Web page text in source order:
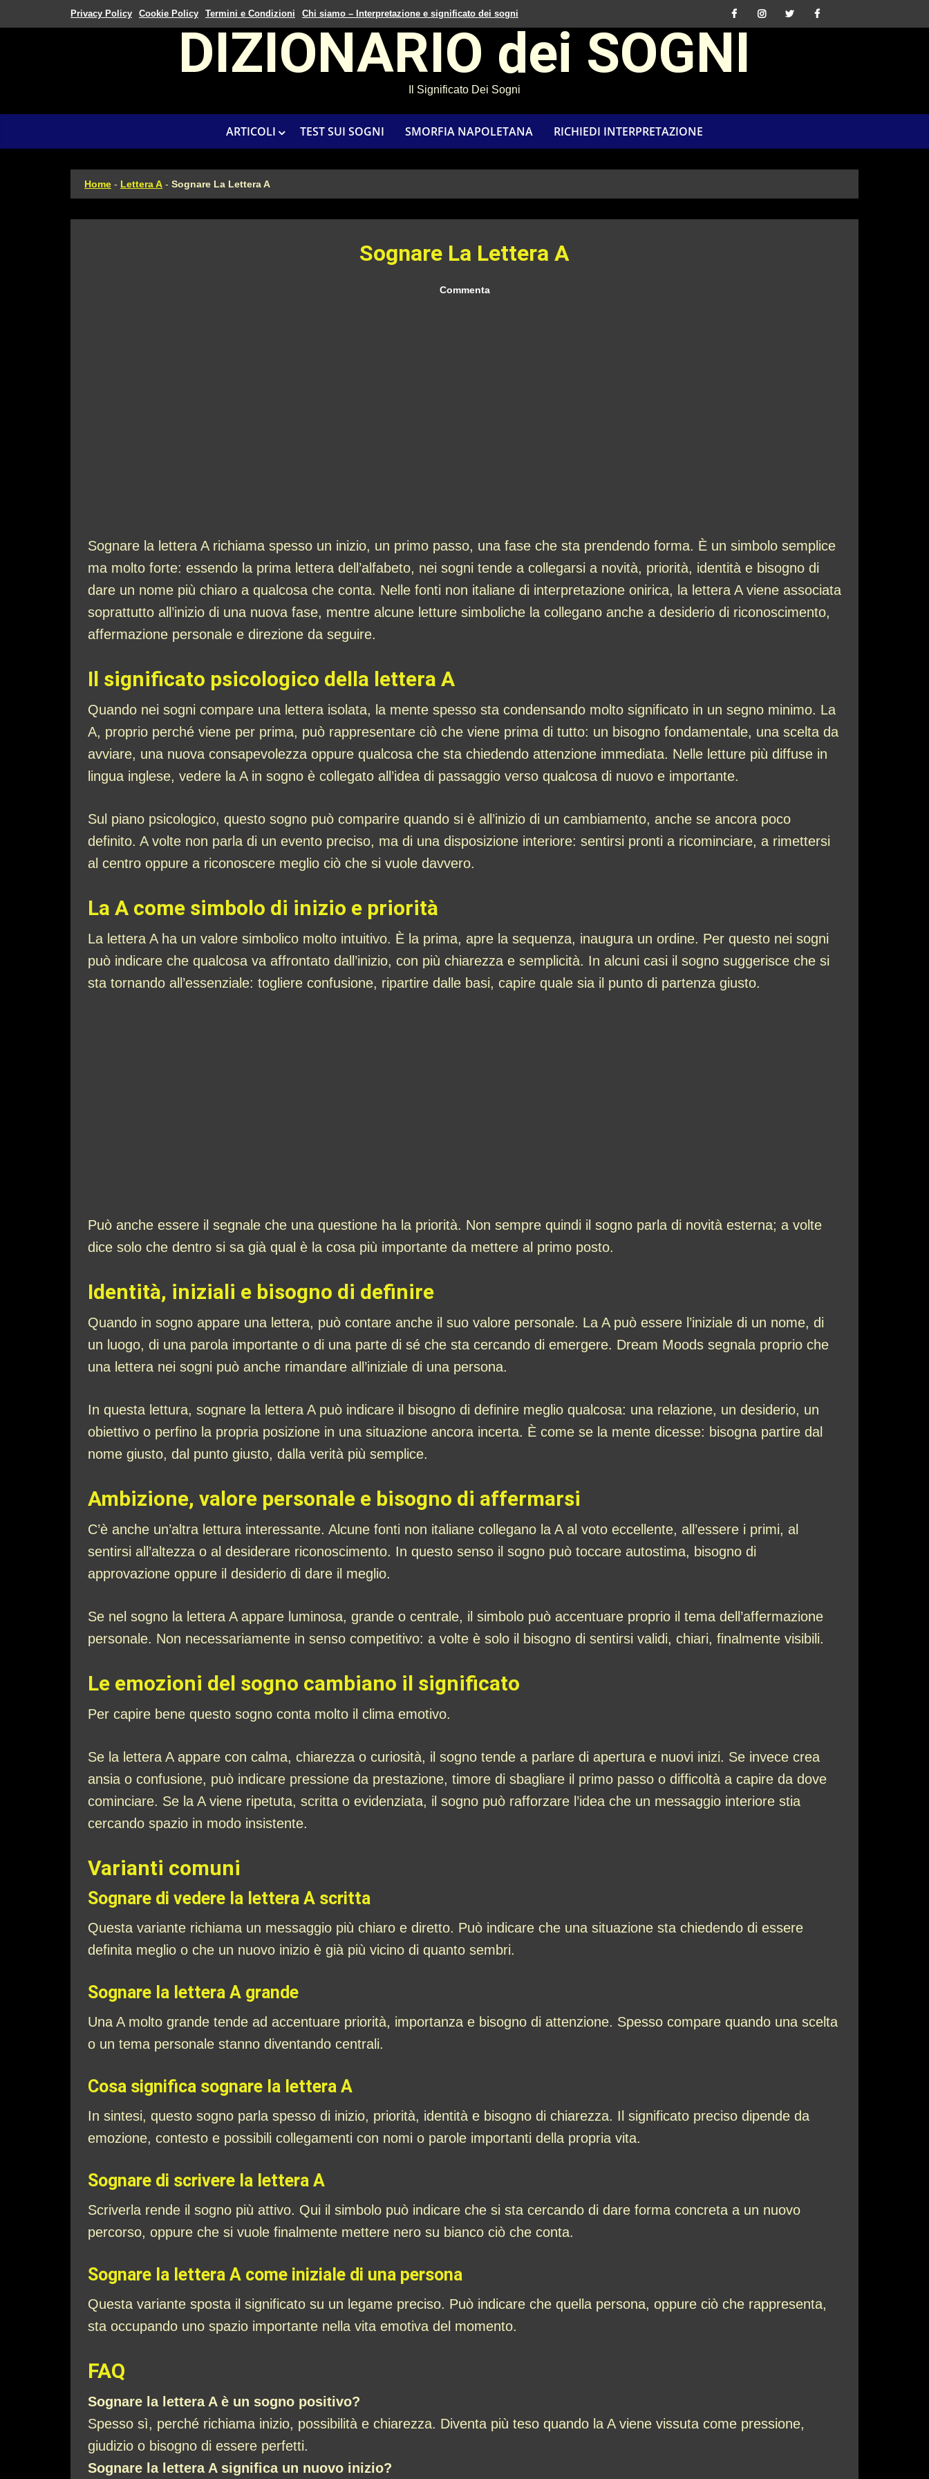
Privacy Policy Cookie Policy Termini e Condizioni Chi siamo – Interpretazione e significato dei sogni
DIZIONARIO dei SOGNI
Il Significato Dei Sogni
ARTICOLI TEST SUI SOGNI SMORFIA NAPOLETANA RICHIEDI INTERPRETAZIONE
Home - Lettera A - Sognare La Lettera A
Sognare La Lettera A
Commenta
Sognare la lettera A richiama spesso un inizio, un primo passo, una fase che sta prendendo forma. È un simbolo semplice
ma molto forte: essendo la prima lettera dell’alfabeto, nei sogni tende a collegarsi a novità, priorità, identità e bisogno di
dare un nome più chiaro a qualcosa che conta. Nelle fonti non italiane di interpretazione onirica, la lettera A viene associata
soprattutto all’inizio di una nuova fase, mentre alcune letture simboliche la collegano anche a desiderio di riconoscimento,
affermazione personale e direzione da seguire.
Il significato psicologico della lettera A
Quando nei sogni compare una lettera isolata, la mente spesso sta condensando molto significato in un segno minimo. La
A, proprio perché viene per prima, può rappresentare ciò che viene prima di tutto: un bisogno fondamentale, una scelta da
avviare, una nuova consapevolezza oppure qualcosa che sta chiedendo attenzione immediata. Nelle letture più diffuse in
lingua inglese, vedere la A in sogno è collegato all’idea di passaggio verso qualcosa di nuovo e importante.
Sul piano psicologico, questo sogno può comparire quando si è all’inizio di un cambiamento, anche se ancora poco
definito. A volte non parla di un evento preciso, ma di una disposizione interiore: sentirsi pronti a ricominciare, a rimettersi
al centro oppure a riconoscere meglio ciò che si vuole davvero.
La A come simbolo di inizio e priorità
La lettera A ha un valore simbolico molto intuitivo. È la prima, apre la sequenza, inaugura un ordine. Per questo nei sogni
può indicare che qualcosa va affrontato dall’inizio, con più chiarezza e semplicità. In alcuni casi il sogno suggerisce che si
sta tornando all’essenziale: togliere confusione, ripartire dalle basi, capire quale sia il punto di partenza giusto.
Può anche essere il segnale che una questione ha la priorità. Non sempre quindi il sogno parla di novità esterna; a volte
dice solo che dentro si sa già qual è la cosa più importante da mettere al primo posto.
Identità, iniziali e bisogno di definire
Quando in sogno appare una lettera, può contare anche il suo valore personale. La A può essere l’iniziale di un nome, di
un luogo, di una parola importante o di una parte di sé che sta cercando di emergere. Dream Moods segnala proprio che
una lettera nei sogni può anche rimandare all’iniziale di una persona.
In questa lettura, sognare la lettera A può indicare il bisogno di definire meglio qualcosa: una relazione, un desiderio, un
obiettivo o perfino la propria posizione in una situazione ancora incerta. È come se la mente dicesse: bisogna partire dal
nome giusto, dal punto giusto, dalla verità più semplice.
Ambizione, valore personale e bisogno di affermarsi
C’è anche un’altra lettura interessante. Alcune fonti non italiane collegano la A al voto eccellente, all’essere i primi, al
sentirsi all’altezza o al desiderare riconoscimento. In questo senso il sogno può toccare autostima, bisogno di
approvazione oppure il desiderio di dare il meglio.
Se nel sogno la lettera A appare luminosa, grande o centrale, il simbolo può accentuare proprio il tema dell’affermazione
personale. Non necessariamente in senso competitivo: a volte è solo il bisogno di sentirsi validi, chiari, finalmente visibili.
Le emozioni del sogno cambiano il significato
Per capire bene questo sogno conta molto il clima emotivo.
Se la lettera A appare con calma, chiarezza o curiosità, il sogno tende a parlare di apertura e nuovi inizi. Se invece crea
ansia o confusione, può indicare pressione da prestazione, timore di sbagliare il primo passo o difficoltà a capire da dove
cominciare. Se la A viene ripetuta, scritta o evidenziata, il sogno può rafforzare l’idea che un messaggio interiore stia
cercando spazio in modo insistente.
Varianti comuni
Sognare di vedere la lettera A scritta
Questa variante richiama un messaggio più chiaro e diretto. Può indicare che una situazione sta chiedendo di essere
definita meglio o che un nuovo inizio è già più vicino di quanto sembri.
Sognare la lettera A grande
Una A molto grande tende ad accentuare priorità, importanza e bisogno di attenzione. Spesso compare quando una scelta
o un tema personale stanno diventando centrali.
Cosa significa sognare la lettera A
In sintesi, questo sogno parla spesso di inizio, priorità, identità e bisogno di chiarezza. Il significato preciso dipende da
emozione, contesto e possibili collegamenti con nomi o parole importanti della propria vita.
Sognare di scrivere la lettera A
Scriverla rende il sogno più attivo. Qui il simbolo può indicare che si sta cercando di dare forma concreta a un nuovo
percorso, oppure che si vuole finalmente mettere nero su bianco ciò che conta.
Sognare la lettera A come iniziale di una persona
Questa variante sposta il significato su un legame preciso. Può indicare che quella persona, oppure ciò che rappresenta,
sta occupando uno spazio importante nella vita emotiva del momento.
FAQ
Sognare la lettera A è un sogno positivo?
Spesso sì, perché richiama inizio, possibilità e chiarezza. Diventa più teso quando la A viene vissuta come pressione,
giudizio o bisogno di essere perfetti.
Sognare la lettera A significa un nuovo inizio?